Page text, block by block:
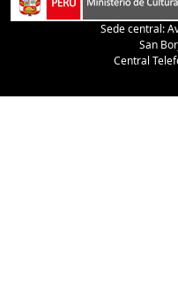
Sede central:
San
Central